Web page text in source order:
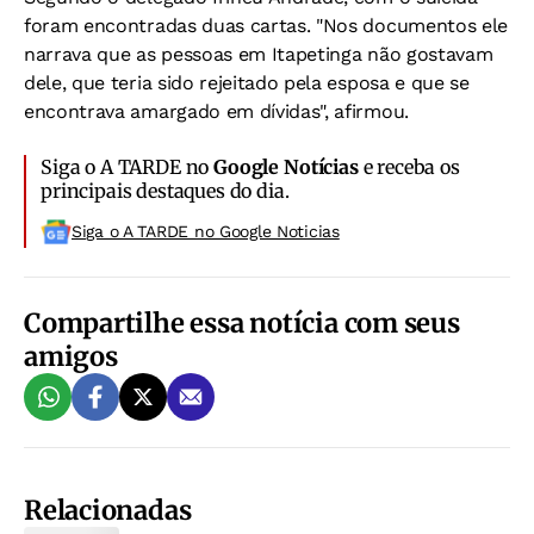
foram encontradas duas cartas. "Nos documentos ele
narrava que as pessoas em Itapetinga não gostavam
dele, que teria sido rejeitado pela esposa e que se
encontrava amargado em dívidas", afirmou.
Siga o A TARDE noGoogle Notíciase receba os
principais destaques do dia.
Siga o A TARDE no Google Noticias
Compartilhe essa notícia com seus
amigos
Relacionadas